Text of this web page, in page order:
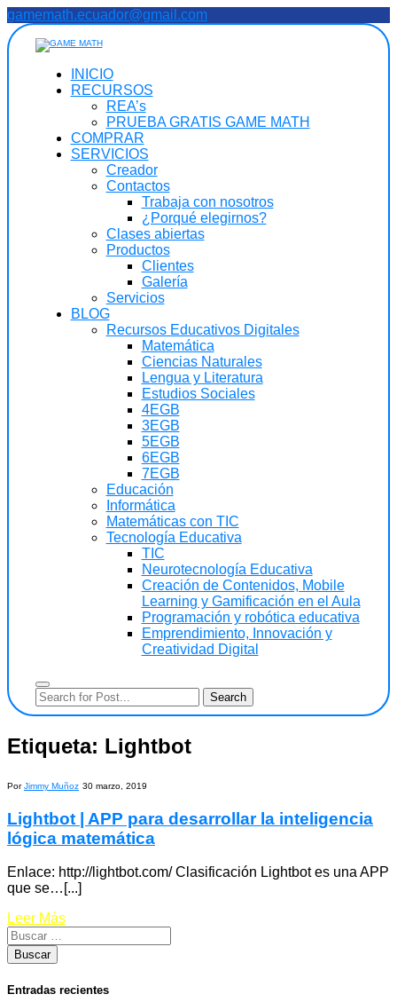
Saltar
al
contenido
gamemath.ecuador@gmail.com
INICIO
RECURSOS
REA’s
PRUEBA GRATIS GAME MATH
COMPRAR
SERVICIOS
Creador
Contactos
Trabaja con nosotros
¿Porqué elegirnos?
Clases abiertas
Productos
Clientes
Galería
Servicios
BLOG
Recursos Educativos Digitales
Matemática
Ciencias Naturales
Lengua y Literatura
Estudios Sociales
4EGB
3EGB
5EGB
6EGB
7EGB
Educación
Informática
Matemáticas con TIC
Tecnología Educativa
TIC
Neurotecnología Educativa
Creación de Contenidos, Mobile
Learning y Gamificación en el Aula
Programación y robótica educativa
Emprendimiento, Innovación y
Creatividad Digital
Etiqueta: Lightbot
PorJimmy Muñoz 30 marzo, 2019
Lightbot | APP para desarrollar la inteligencia
lógica matemática
Enlace: http://lightbot.com/ Clasificación Lightbot es una APP
que se…[...]
Leer Más
Entradas recientes